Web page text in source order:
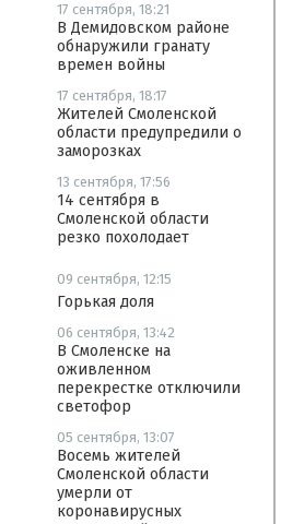
17 сентября, 18:21
В Демидовском районе
обнаружили гранату
времен войны
17 сентября, 18:17
Жителей Смоленской
области предупредили о
заморозках
13 сентября, 17:56
14 сентября в
Смоленской области
резко похолодает
09 сентября, 12:15
Горькая доля
06 сентября, 13:42
В Смоленске на
оживленном
перекрестке отключили
светофор
05 сентября, 13:07
Восемь жителей
Смоленской области
умерли от
коронавирусных